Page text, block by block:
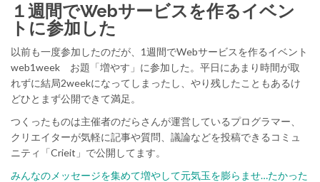
１週間でWebサービスを作るイベン
トに参加した
以前も一度参加したのだが、1週間でWebサービスを作るイベント
web1week お題「増やす」に参加した。平日にあまり時間が取
れずに結局2weekになってしまったし、やり残したこともあるけ
どひとまず公開できて満足。
つくったものは主催者のだらさんが運営しているプログラマー、
クリエイターが気軽に記事や質問、議論などを投稿できるコミュ
ニティ「Crieit」で公開してます。
みんなのメッセージを集めて増やして元気玉を膨らませ…たかった